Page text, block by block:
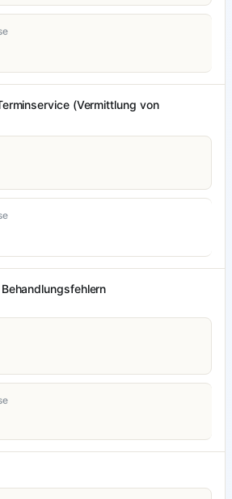
(Vermittlung von